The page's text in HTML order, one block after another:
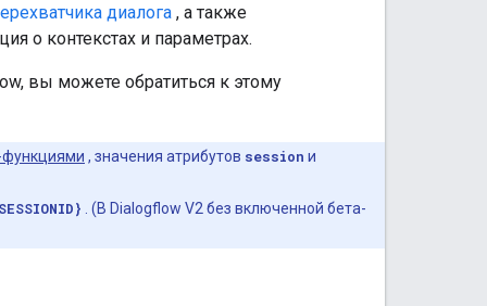
диалога , а также
о контекстах и ​​параметрах.
вы можете обратиться к этому
, значения атрибутов session и
. (В Dialogflow V2 без включенной бета-